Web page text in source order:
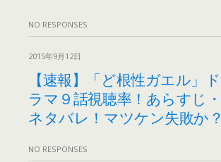
NO RESPONSES
2015年9月12日
【速報】「ど根性ガエル」ド
ラマ９話視聴率！あらすじ・
ネタバレ！マツケン失敗か？
NO RESPONSES